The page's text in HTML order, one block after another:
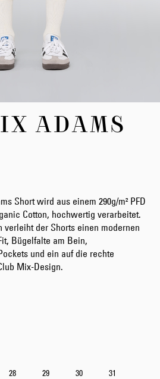
ADAMS
Short wird aus einem 290g/m² PFD
Cotton, hochwertig verarbeitet.
verleiht der Shorts einen modernen
Bügelfalte am Bein,
und ein auf die rechte
Mix-Design.
28 29 30 31